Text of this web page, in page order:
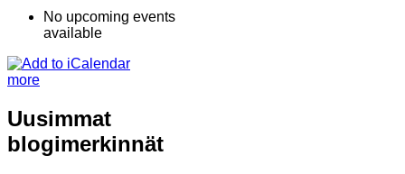
No upcoming events
available
more
Uusimmat
blogimerkinnät